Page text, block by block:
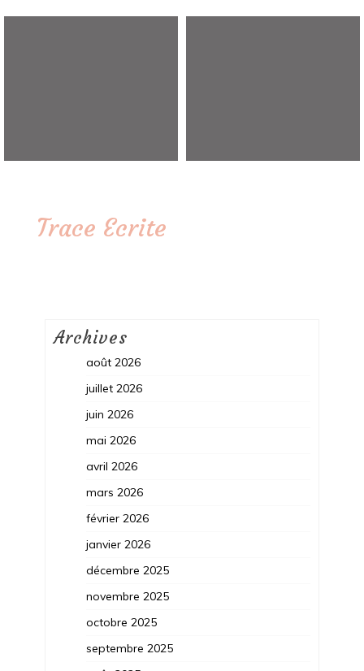
Trace Ecrite
Archives
août 2026
juillet 2026
juin 2026
mai 2026
avril 2026
mars 2026
février 2026
janvier 2026
décembre 2025
novembre 2025
octobre 2025
septembre 2025